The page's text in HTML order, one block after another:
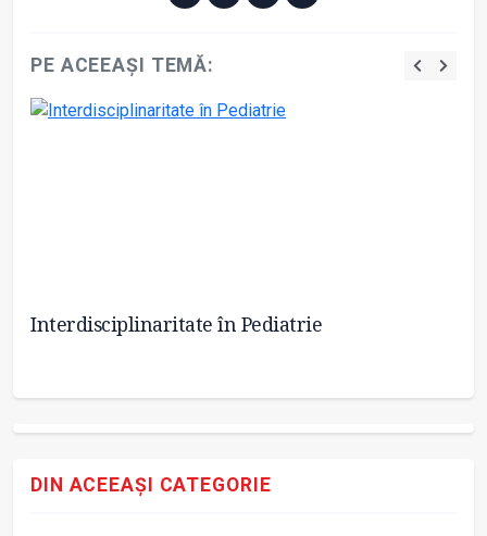
PE ACEEAȘI TEMĂ:
Interdisciplinaritate în Pediatrie
DIN ACEEAȘI CATEGORIE